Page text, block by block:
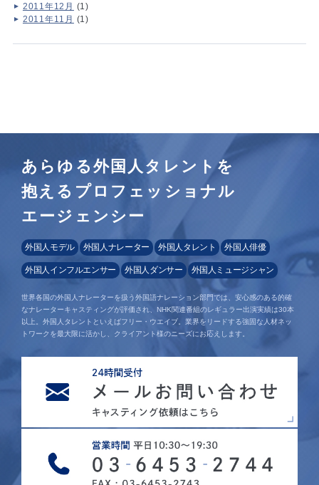
2011年12月 (1)
2011年11月 (1)
あらゆる外国人タレントを
抱えるプロフェッショナル
エージェンシー
外国人モデル 外国人ナレーター 外国人タレント 外国人俳優
外国人インフルエンサー 外国人ダンサー 外国人ミュージシャン
世界各国の外国人ナレーターを扱う外国語ナレーション部門では、安心感のある的確
なナレーターキャスティングが評価され、NHK関連番組のレギュラー出演実績は30本
以上。外国人タレントといえばフリー・ウエイブ。業界をリードする強固な人材ネッ
トワークを最大限に活かし、クライアント様のニーズにお応えします。